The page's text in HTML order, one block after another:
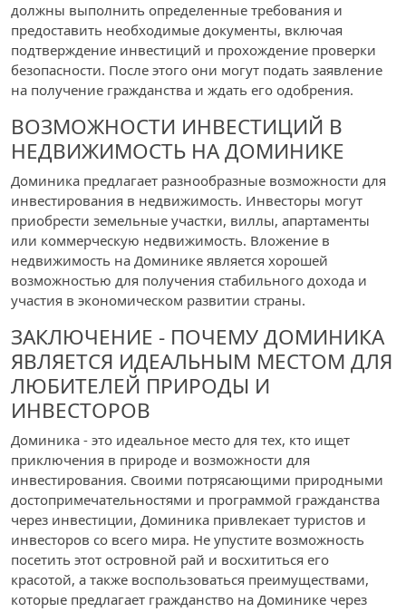
должны выполнить определенные требования и
предоставить необходимые документы, включая
подтверждение инвестиций и прохождение проверки
безопасности. После этого они могут подать заявление
на получение гражданства и ждать его одобрения.
ВОЗМОЖНОСТИ ИНВЕСТИЦИЙ В
НЕДВИЖИМОСТЬ НА ДОМИНИКЕ
Доминика предлагает разнообразные возможности для
инвестирования в недвижимость. Инвесторы могут
приобрести земельные участки, виллы, апартаменты
или коммерческую недвижимость. Вложение в
недвижимость на Доминике является хорошей
возможностью для получения стабильного дохода и
участия в экономическом развитии страны.
ЗАКЛЮЧЕНИЕ - ПОЧЕМУ ДОМИНИКА
ЯВЛЯЕТСЯ ИДЕАЛЬНЫМ МЕСТОМ ДЛЯ
ЛЮБИТЕЛЕЙ ПРИРОДЫ И
ИНВЕСТОРОВ
Доминика - это идеальное место для тех, кто ищет
приключения в природе и возможности для
инвестирования. Своими потрясающими природными
достопримечательностями и программой гражданства
через инвестиции, Доминика привлекает туристов и
инвесторов со всего мира. Не упустите возможность
посетить этот островной рай и восхититься его
красотой, а также воспользоваться преимуществами,
которые предлагает гражданство на Доминике через